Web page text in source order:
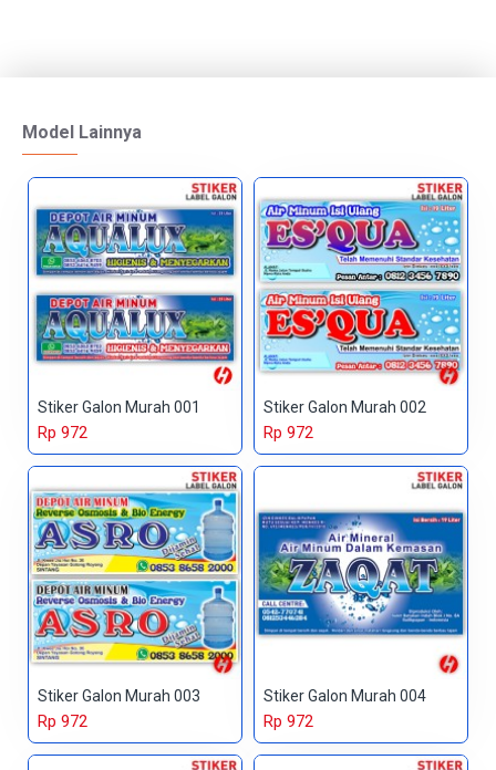
Model Lainnya
Stiker Galon Murah 001
Rp 972
Stiker Galon Murah 002
Rp 972
Stiker Galon Murah 003
Rp 972
Stiker Galon Murah 004
Rp 972